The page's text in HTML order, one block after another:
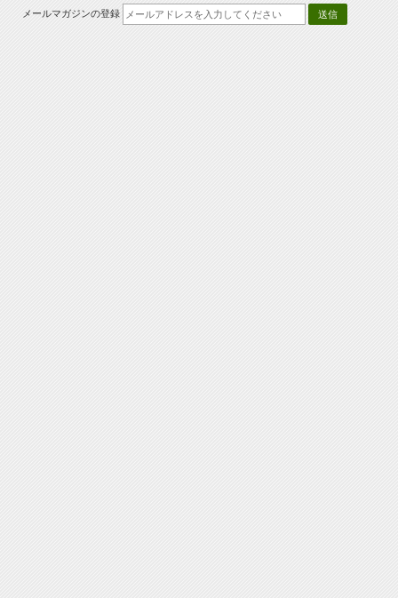
メールマガジンの登録 送信